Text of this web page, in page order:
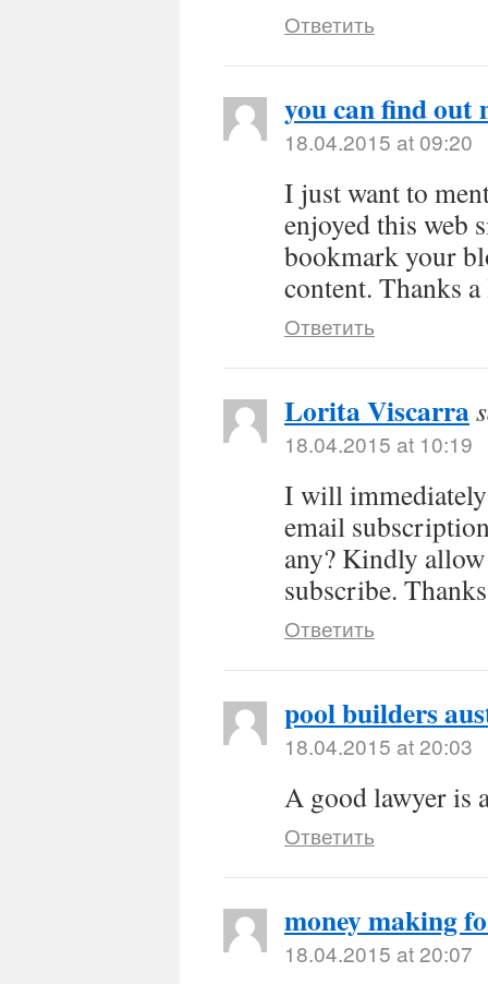
Ответить
you can find out
18.04.2015 at 09:20
I just want to
enjoyed this web
bookmark your
content. Thanks
Ответить
Lorita Viscarra
18.04.2015 at 10:19
I will immediately
email
any? Kindly
subscribe.
Ответить
pool builders
18.04.2015 at 20:03
A good lawyer is
Ответить
money making
18.04.2015 at 20:07